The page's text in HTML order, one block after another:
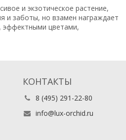
и экзотическое растение,
и заботы, но взамен награждает
эффектными цветами,
КОНТАКТЫ
8 (495) 291-22-80
info@lux-orchid.ru